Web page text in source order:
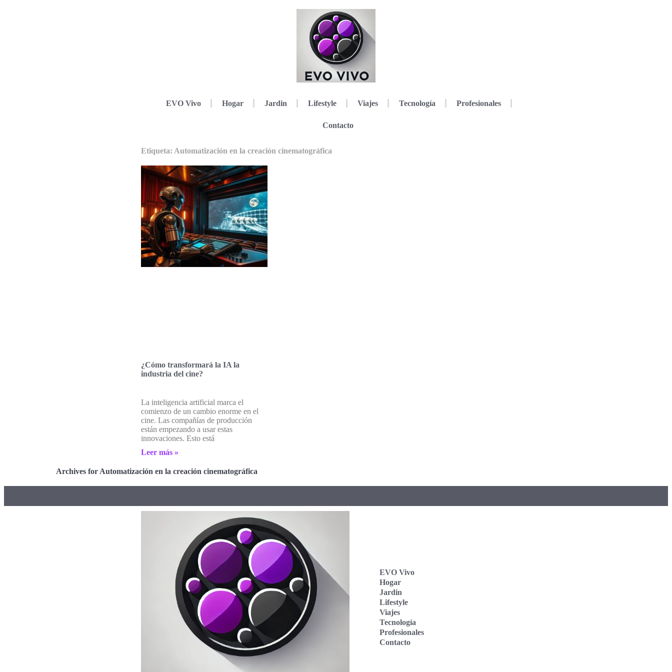
EVO Vivo Hogar Jardin Lifestyle Viajes Tecnología Profesionales
Contacto
Etiqueta: Automatización en la creación cinematográfica
¿Cómo transformará la IA la
industria del cine?
La inteligencia artificial marca el
comienzo de un cambio enorme en el
cine. Las compañías de producción
están empezando a usar estas
innovaciones. Esto está
Leer más »
Archives for Automatización en la creación cinematográfica
EVO Vivo
Hogar
Jardin
Lifestyle
Viajes
Tecnología
Profesionales
Contacto